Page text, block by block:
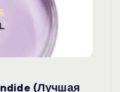
(Лучшая